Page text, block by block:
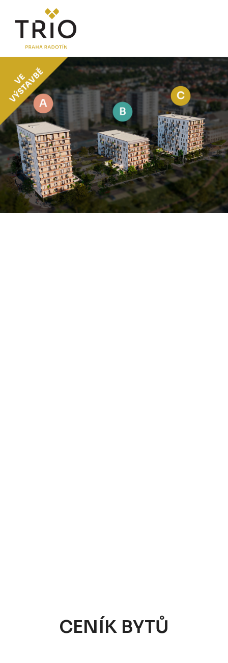
O PROJEKTU
Proč TRIO Radotín
FAQ sekce
Novinky
Postup koupě a financování
LOKALITA
CENÍK
Byty
CENÍK BYTŮ